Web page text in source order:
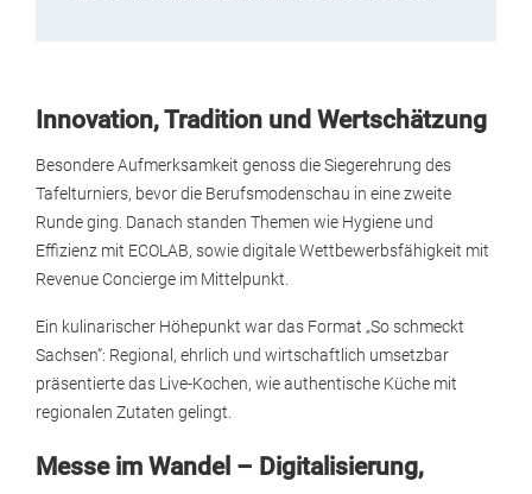
Innovation, Tradition und Wertschätzung
Besondere Aufmerksamkeit genoss die Siegerehrung des
Tafelturniers, bevor die Berufsmodenschau in eine zweite
Runde ging. Danach standen Themen wie Hygiene und
Effizienz mit ECOLAB, sowie digitale Wettbewerbsfähigkeit mit
Revenue Concierge im Mittelpunkt.
Ein kulinarischer Höhepunkt war das Format „So schmeckt
Sachsen“: Regional, ehrlich und wirtschaftlich umsetzbar
präsentierte das Live-Kochen, wie authentische Küche mit
regionalen Zutaten gelingt.
Messe im Wandel – Digitalisierung,